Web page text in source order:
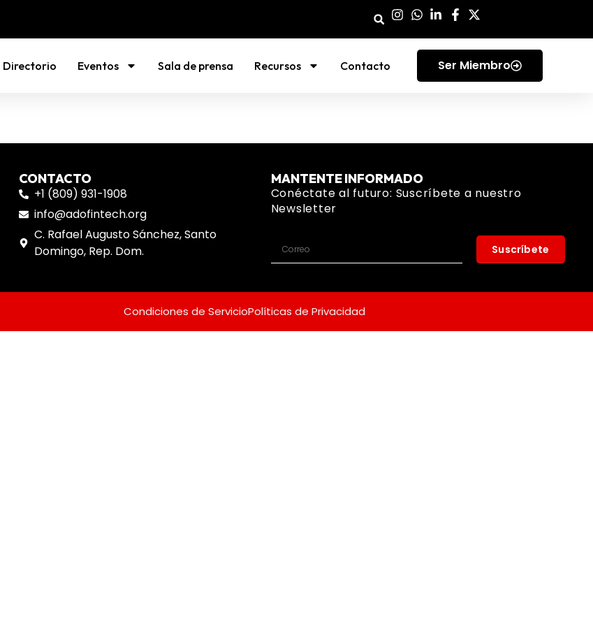
Directorio Eventos Sala de prensa Recursos Contacto Ser Miembro
CONTACTO
+1 (809) 931-1908
info@adofintech.org
C. Rafael Augusto Sánchez, Santo
Domingo, Rep. Dom.
MANTENTE INFORMADO
Conéctate al futuro: Suscríbete a nuestro
Newsletter
Suscríbete
Condiciones de ServicioPolíticas de Privacidad